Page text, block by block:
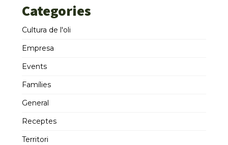
Categories
Cultura de l'oli
Empresa
Events
Famílies
General
Receptes
Territori